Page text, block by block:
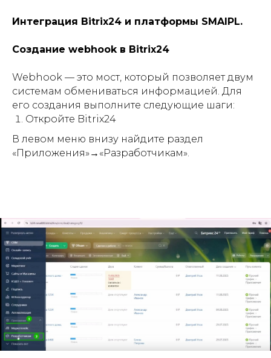
Интеграция Bitrix24 и платформы SMAIPL.
Создание webhook в Bitrix24
Webhook — это мост, который позволяет двум
системам обмениваться информацией. Для
его создания выполните следующие шаги:
Откройте Bitrix24
В левом меню внизу найдите раздел
«Приложения»→«Разработчикам».